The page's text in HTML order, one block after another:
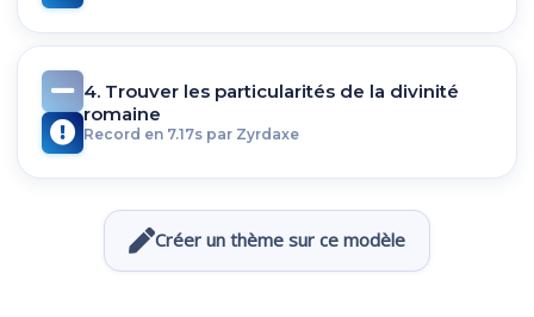
4. Trouver les particularités de la divinité
romaine
Record en 7.17s par Zyrdaxe
Créer un thème sur ce modèle